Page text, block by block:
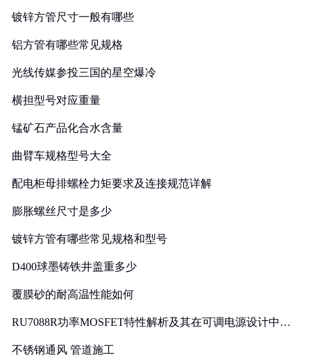
镀锌方管尺寸一般有哪些
铝方管有哪些常见规格
光线传媒参投三国的星空爆冷
横担型号对应重量
锰矿石产品化合水含量
曲臂车规格型号大全
配电柜母排螺栓力矩要求及连接规范详解
膨胀螺丝尺寸是多少
镀锌方管有哪些常见规格和型号
D400球墨铸铁井盖重多少
覆膜砂的耐高温性能如何
RU7088R功率MOSFET特性解析及其在可调电源设计中的
不锈钢通风 管道施工